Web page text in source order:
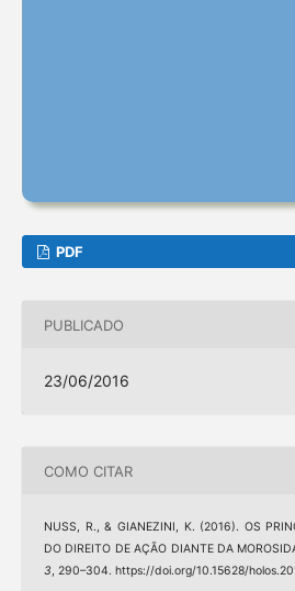
PDF
PUBLICADO
23/06/2016
COMO CITAR
NUSS, R., & GIANEZINI, K. (2016). OS
DO DIREITO DE AÇÃO DIANTE DA
3, 290–304. https://doi.org/10.15628/